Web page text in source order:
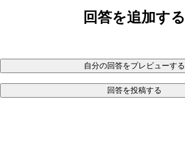
回答を追加する
自分の回答をプレビューする
回答を投稿する